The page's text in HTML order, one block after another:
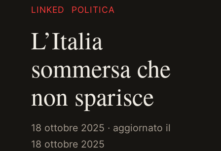
LINKED POLITICA
L’Italia
sommersa che
non sparisce
18 ottobre 2025 · aggiornato il
18 ottobre 2025